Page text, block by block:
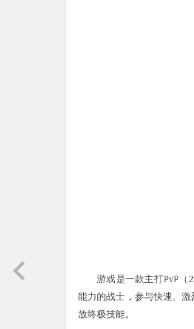
游戏是一款主打PvP（
能力的战士，参与快速、
放终极技能。